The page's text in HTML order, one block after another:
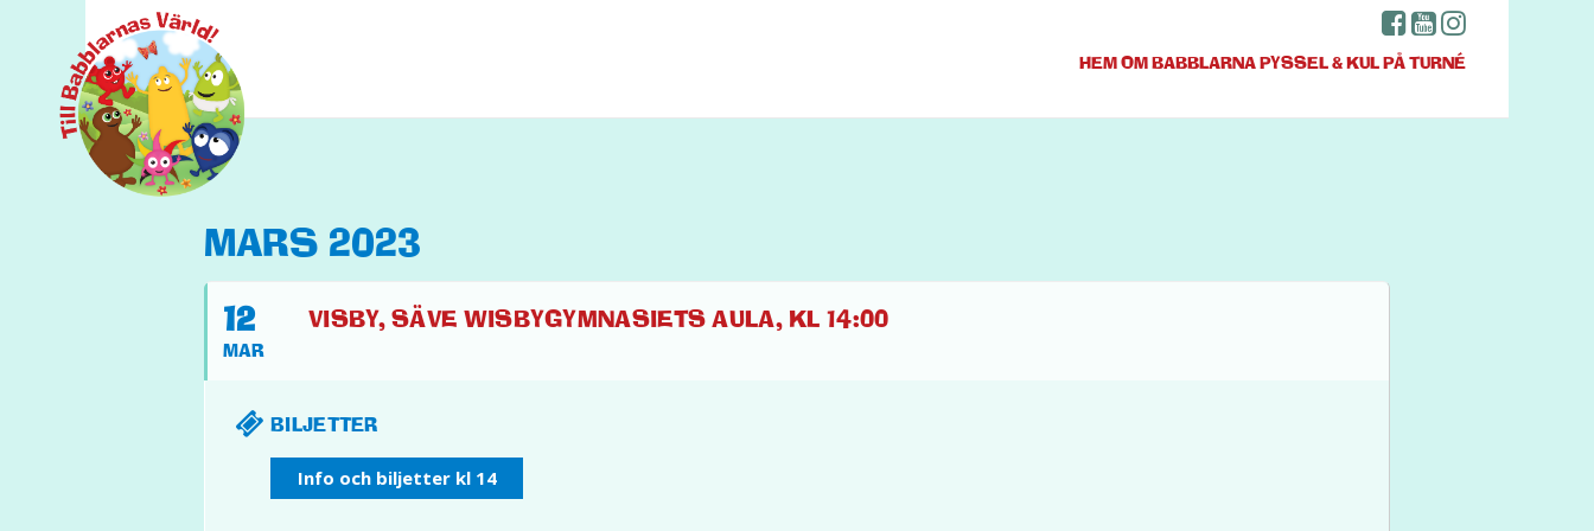
HEMOM BABBLARNAPYSSEL & KULPÅ TURNÉ
MARS 2023
12
MAR
VISBY, SÄVE WISBYGYMNASIETS AULA, KL 14:00
BILJETTER
Info och biljetter kl 14